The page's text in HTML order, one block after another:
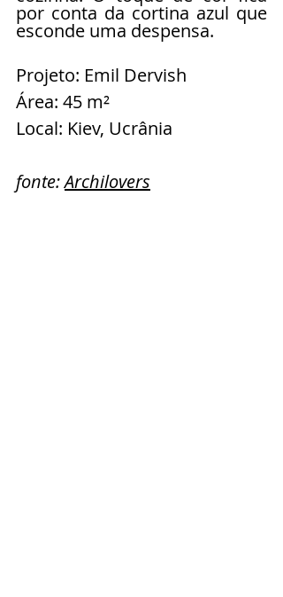
por conta da cortina azul que
esconde uma despensa.
Projeto: Emil Dervish
Área: 45 m²
Local: Kiev, Ucrânia
fonte: Archilovers